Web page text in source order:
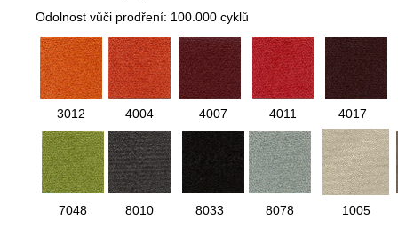
Odolnost vůči prodření: 100.000 cyklů
3012 4004 4007 4011 4017
7048 8010 8033 8078 1005